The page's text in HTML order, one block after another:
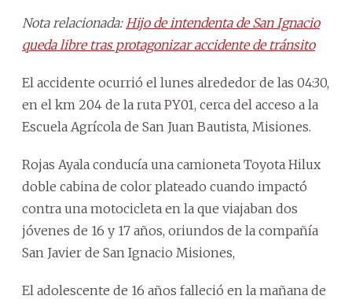
Nota relacionada: Hijo de intendenta de San Ignacio
queda libre tras protagonizar accidente de tránsito
El accidente ocurrió el lunes alrededor de las 04:30,
en el km 204 de la ruta PY01, cerca del acceso a la
Escuela Agrícola de San Juan Bautista, Misiones.
Rojas Ayala conducía una camioneta Toyota Hilux
doble cabina de color plateado cuando impactó
contra una motocicleta en la que viajaban dos
jóvenes de 16 y 17 años, oriundos de la compañía
San Javier de San Ignacio Misiones,
El adolescente de 16 años falleció en la mañana de